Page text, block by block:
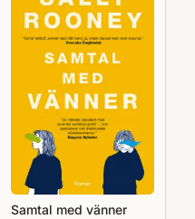
Samtal med vänner